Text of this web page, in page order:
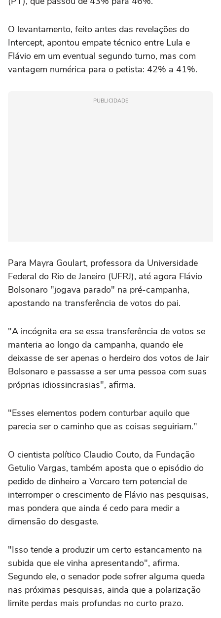
O levantamento, feito antes das revelações do
Intercept, apontou empate técnico entre Lula e
Flávio em um eventual segundo turno, mas com
vantagem numérica para o petista: 42% a 41%.
PUBLICIDADE
Para Mayra Goulart, professora da Universidade
Federal do Rio de Janeiro (UFRJ), até agora Flávio
Bolsonaro "jogava parado" na pré-campanha,
apostando na transferência de votos do pai.
"A incógnita era se essa transferência de votos se
manteria ao longo da campanha, quando ele
deixasse de ser apenas o herdeiro dos votos de Jair
Bolsonaro e passasse a ser uma pessoa com suas
próprias idiossincrasias", afirma.
"Esses elementos podem conturbar aquilo que
parecia ser o caminho que as coisas seguiriam."
O cientista político Claudio Couto, da Fundação
Getulio Vargas, também aposta que o episódio do
pedido de dinheiro a Vorcaro tem potencial de
interromper o crescimento de Flávio nas pesquisas,
mas pondera que ainda é cedo para medir a
dimensão do desgaste.
"Isso tende a produzir um certo estancamento na
subida que ele vinha apresentando", afirma.
Segundo ele, o senador pode sofrer alguma queda
nas próximas pesquisas, ainda que a polarização
limite perdas mais profundas no curto prazo.